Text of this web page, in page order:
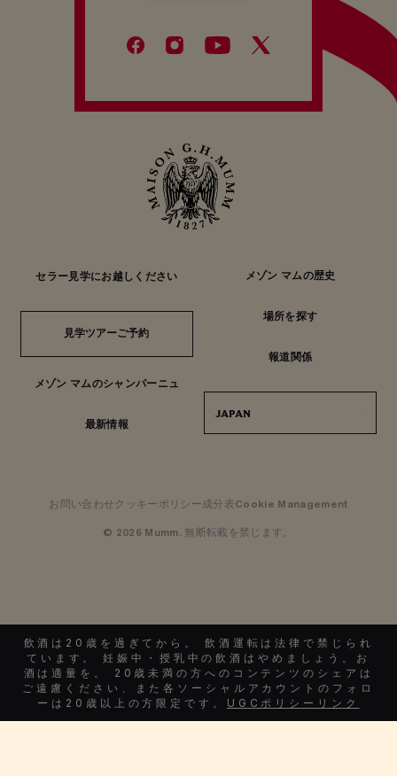
セラー見学にお越しください
見学ツアーご予約
見学ツアーご予約
メゾン マムのシャンパーニュ
最新情報
メゾン マムの歴史
場所を探す
報道関係
JAPAN
お問い合わせ クッキーポリシー成分表Cookie Management
© 2026 Mumm. 無断転載を禁じます。
飲酒は20歳を過ぎてから。 飲酒運転は法律で禁じられ
ています。 妊娠中・授乳中の飲酒はやめましょう。お
酒は適量を。 20歳未満の方へのコンテンツのシェアは
ご遠慮ください、また各ソーシャルアカウントのフォロ
ーは20歳以上の方限定です。 UGCポリシーリンク